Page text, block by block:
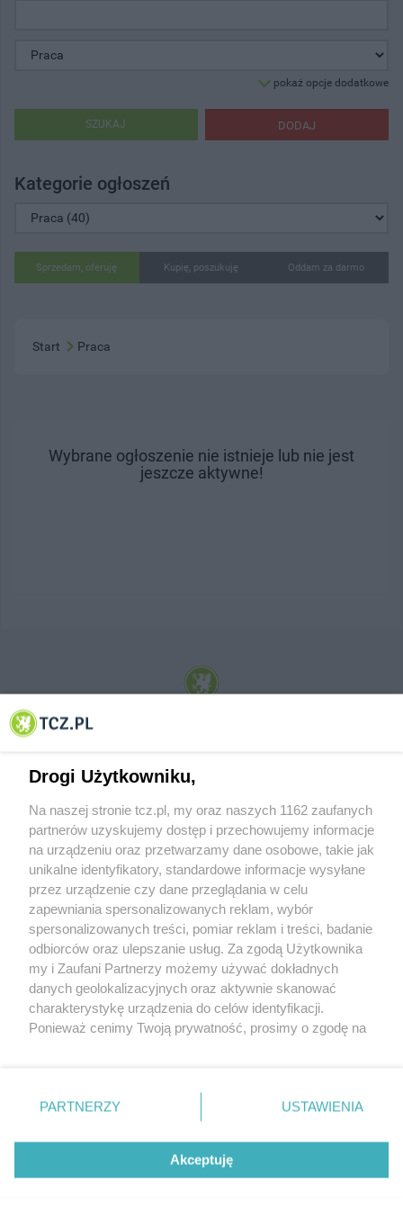
pokaż opcje dodatkowe
DODAJ
SZUKAJ
Kategorie ogłoszeń
Sprzedam, oferuję Kupię, poszukuję Oddam za darmo
Start Praca
Wybrane ogłoszenie nie istnieje lub nie jest
jeszcze aktywne!
© 2001-2026 Tczew - TCZ.PL Sp. z o.o. Internetowy Serwis Informacyjny Miasta
O FIRMIE POLITYKA PRYWATNOŚCI HOSTING
REKLAMA WSPÓŁPRACA RSS FACEBOOK KONTAKT
Nasze serwisy
Aktualności
Tcz24
Historia miasta
Muzyka i kultura
Archiwum wydarzeń
Zdjęcia miasta
Drogi Użytkowniku,
Na naszej stronie tcz.pl, my oraz naszych 1162 zaufanych
partnerów uzyskujemy dostęp i przechowujemy informacje
na urządzeniu oraz przetwarzamy dane osobowe, takie jak
unikalne identyfikatory, standardowe informacje wysyłane
przez urządzenie czy dane przeglądania w celu
zapewniania spersonalizowanych reklam, wybór
spersonalizowanych treści, pomiar reklam i treści, badanie
odbiorców oraz ulepszanie usług. Za zgodą Użytkownika
my i Zaufani Partnerzy możemy używać dokładnych
danych geolokalizacyjnych oraz aktywnie skanować
charakterystykę urządzenia do celów identyfikacji.
Ponieważ cenimy Twoją prywatność, prosimy o zgodę na
znajdujący się w lewym dolnym rogu strony
. Niektóre
przetwarzaniu. Preferencje będą miały zastosowania tylko
PARTNERZY USTAWIENIA
Akceptuję